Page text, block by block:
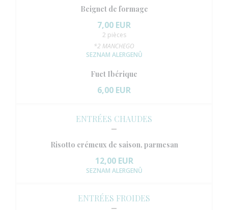
Beignet de formage
7,00 EUR
2 pièces
*2 MANCHEGO
SEZNAM ALERGENŮ
Fuet Ibérique
6,00 EUR
ENTRÉES CHAUDES
Risotto crémeux de saison, parmesan
12,00 EUR
SEZNAM ALERGENŮ
ENTRÉES FROIDES